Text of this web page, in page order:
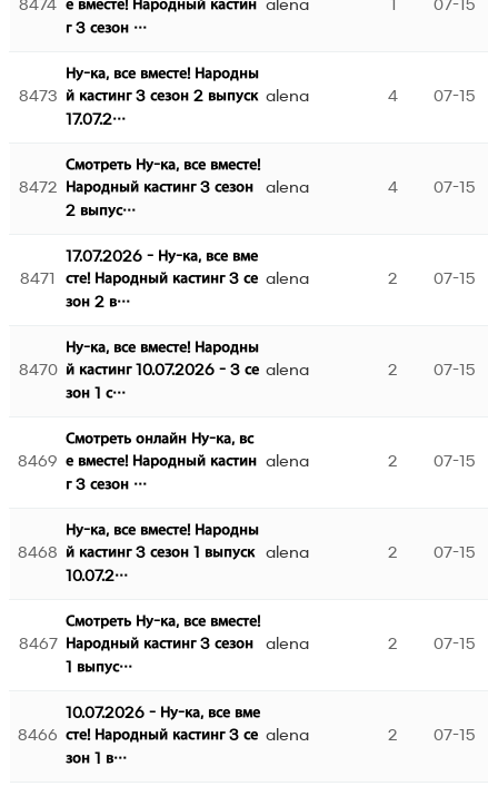
8474
е вместе! Народный кастин
г 3 сезон …
alena 1 07-15
8473
Ну-ка, все вместе! Народны
й кастинг 3 сезон 2 выпуск
17.07.2…
alena 4 07-15
8472
Смотреть Ну-ка, все вместе!
Народный кастинг 3 сезон
2 выпус…
alena 4 07-15
8471
17.07.2026 - Ну-ка, все вме
сте! Народный кастинг 3 се
зон 2 в…
alena 2 07-15
8470
Ну-ка, все вместе! Народны
й кастинг 10.07.2026 - 3 се
зон 1 с…
alena 2 07-15
8469
Смотреть онлайн Ну-ка, вс
е вместе! Народный кастин
г 3 сезон …
alena 2 07-15
8468
Ну-ка, все вместе! Народны
й кастинг 3 сезон 1 выпуск
10.07.2…
alena 2 07-15
8467
Смотреть Ну-ка, все вместе!
Народный кастинг 3 сезон
1 выпус…
alena 2 07-15
8466
10.07.2026 - Ну-ка, все вме
сте! Народный кастинг 3 се
зон 1 в…
alena 2 07-15